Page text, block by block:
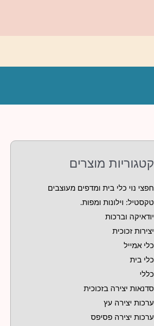
קטגוריות מוצרים
חפצי נוי כלי בית ומדפים מעוצבים
טקסטיל: וילונות ומפות.
יודאיקה וברכות
יצירות זכוכית
כלי אמייל
כלי בית
כללי
סדנאות יצירה בזכוכית
ערכות יצירה עץ
ערכות יצירה פסיפס